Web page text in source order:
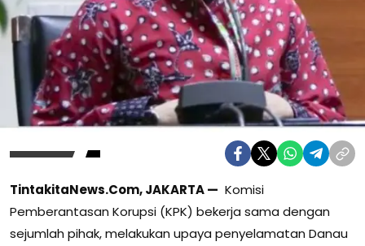
TintakitaNews.Com,JAKARTA — Komisi
Pemberantasan Korupsi (KPK) bekerja sama dengan
sejumlah pihak, melakukan upaya penyelamatan Danau